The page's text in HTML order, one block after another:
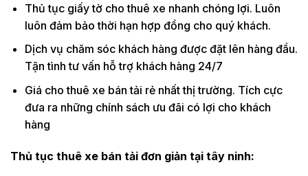
Thủ tục giấy tờ cho thuê xe nhanh chóng lợi. Luôn
luôn đảm bảo thời hạn hợp đồng cho quý khách.
Dịch vụ chăm sóc khách hàng được đặt lên hàng đầu.
Tận tình tư vấn hỗ trợ khách hàng 24/7
Giá cho thuê xe bán tải rẻ nhất thị trường. Tích cực
đưa ra những chính sách ưu đãi có lợi cho khách
hàng
Thủ tục thuê xe bán tải đơn giản tại tây ninh: